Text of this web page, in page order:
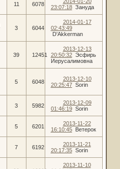
11 6078
23:07:18 Зануда
3 6044
2014-01-17
02:43:49
D'Akkerman
39 12451
2013-12-13
20:50:32 Эсфирь
Иерусалимовна
5 6048
2013-12-10
20:25:47 Sorin
3 5982
2013-12-09
01:46:19 Sorin
5 6201
2013-11-22
16:10:45
Ветерок
7 6192
2013-11-21
20:17:35 Sorin
2013-11-10